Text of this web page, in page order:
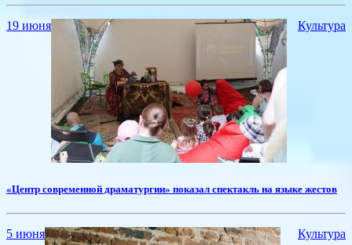
19 июня Культура
​«Центр современной драматургии» показал спектакль на языке жестов
5 июня Культура